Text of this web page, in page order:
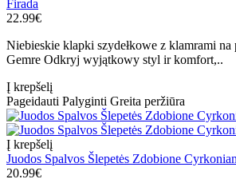
Firada
22.99€
Niebieskie klapki szydełkowe z klamrami na
Gemre Odkryj wyjątkowy styl ir komfort,..
Į krepšelį
Pageidauti Palyginti Greita peržiūra
Į krepšelį
Juodos Spalvos Šlepetės Zdobione
20.99€